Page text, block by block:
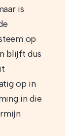
is
op
blijft dus
op in
in die